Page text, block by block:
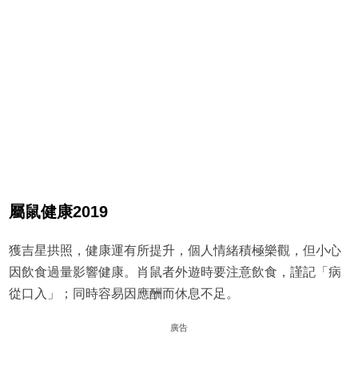
屬鼠健康2019
獲吉星拱照，健康運有所提升，個人情緒積極樂觀，但小心
因飲食過量影響健康。肖鼠者外遊時要注意飲食，謹記「病
從口入」；同時容易因應酬而休息不足。
廣告